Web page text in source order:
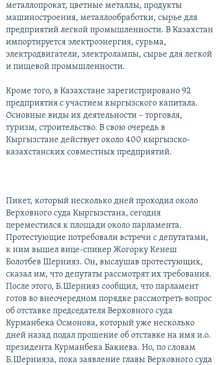
металлопрокат, цветные металлы, продукты
машиностроения, металлообработки, сырье для
предприятий легкой промышленности. В Казахстан
импортируется электроэнергия, сурьма,
электродвигатели, электролампы, сырье для легкой
и пищевой промышленности.
Кроме того, в Казахстане зарегистрировано 92
предприятия с участием кыргызского капитала.
Основные виды их деятельности – торговля,
туризм, строительство. В свою очередь в
Кыргызстане действует около 400 кыргызско-
казахстанских совместных предприятий.
Пикет, который несколько дней проходил около
Верховного суда Кыргызстана, сегодня
переместился к площади около парламента.
Протестующие потребовали встречи с депутатами,
к ним вышел вице-спикер Жогорку Кенеш
Болотбев Шернияз. Он, выслушав протестующих,
сказал им, что депутаты рассмотрят их требования.
После этого, Б.Шернияз сообщил, что парламент
готов во внеочередном порядке рассмотреть вопрос
об отставке председателя Верховного суда
Курманбека Осмонова, который уже несколько
дней назад подал прошение об отставке на имя и.о.
президента Курманбека Бакиева. Но, по словам
Б.Шернияза, пока заявление главы Верховного суда